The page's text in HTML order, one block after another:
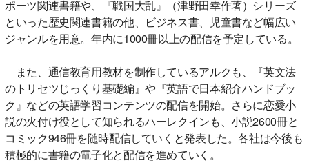
ポーツ関連書籍や、『戦国大乱』（津野田幸作著）シリーズ
といった歴史関連書籍の他、ビジネス書、児童書など幅広い
ジャンルを用意。年内に1000冊以上の配信を予定している。
また、通信教育用教材を制作しているアルクも、『英文法
のトリセツじっくり基礎編』や『英語で日本紹介ハンドブッ
ク』などの英語学習コンテンツの配信を開始。さらに恋愛小
説の火付け役として知られるハーレクインも、小説2600冊と
コミック946冊を随時配信していくと発表した。各社は今後も
積極的に書籍の電子化と配信を進めていく。